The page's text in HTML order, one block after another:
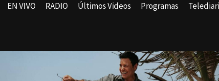
EN VIVO RADIO Últimos Videos Programas